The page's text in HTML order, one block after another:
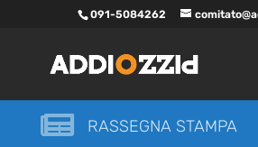
091-5084262
 RASSEGNA STAMPA